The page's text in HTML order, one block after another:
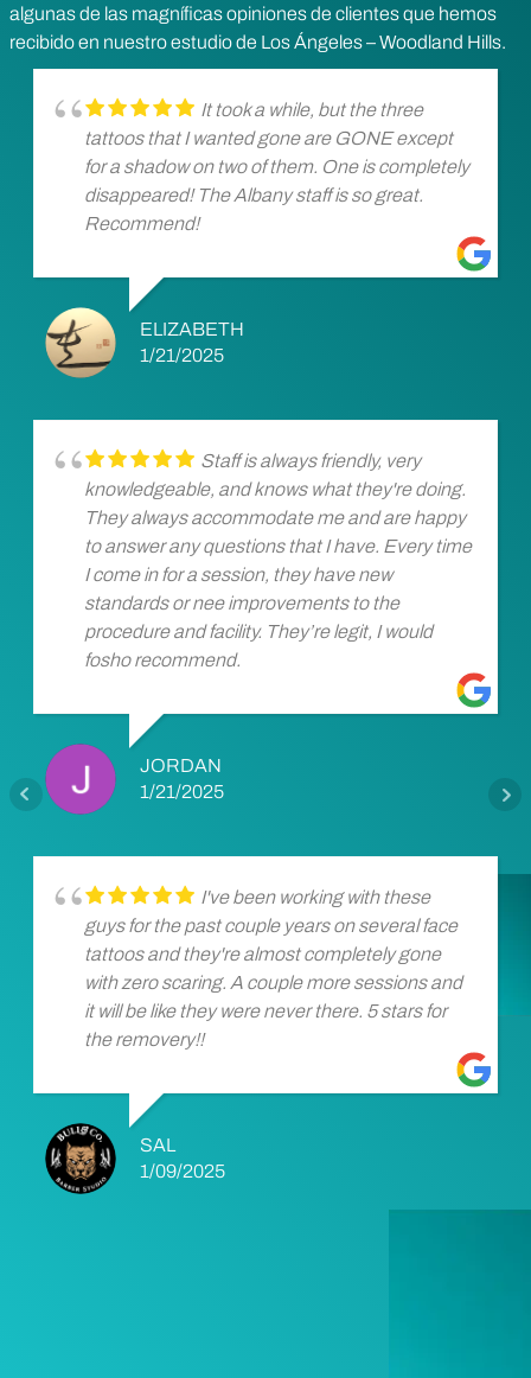
algunas de las magníficas opiniones de clientes que hemos
recibido en nuestro estudio de Los Ángeles – Woodland Hills.
It took a while, but the three
tattoos that I wanted gone are GONE except
for a shadow on two of them. One is completely
disappeared! The Albany staff is so great.
Recommend!
ELIZABETH
1/21/2025
Staff is always friendly, very
knowledgeable, and knows what they're doing.
They always accommodate me and are happy
to answer any questions that I have. Every time
I come in for a session, they have new
standards or nee improvements to the
procedure and facility. They’re legit, I would
fosho recommend.
JORDAN
1/21/2025
I've been working with these
guys for the past couple years on several face
tattoos and they're almost completely gone
with zero scaring. A couple more sessions and
it will be like they were never there. 5 stars for
the removery!!
SAL
1/09/2025